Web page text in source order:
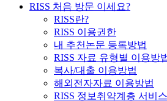
RISS 처음 방문 이세요?
RISS란?
RISS 이용권한
내 추천논문 등록방법
RISS 자료 유형별 이용방
복사/대출 이용방법
해외전자자료 이용방법
RISS 정보취약계층 서비